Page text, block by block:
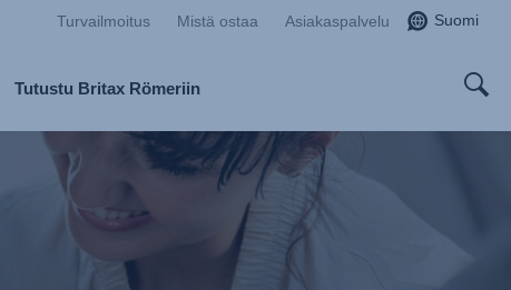
Turvailmoitus Mistä ostaa Asiakaspalvelu Suomi
Tutustu Britax Römeriin